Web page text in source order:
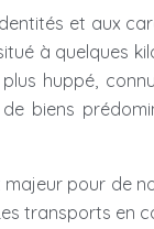
et aux
à quelques
huppé,
biens
pour de
transports en